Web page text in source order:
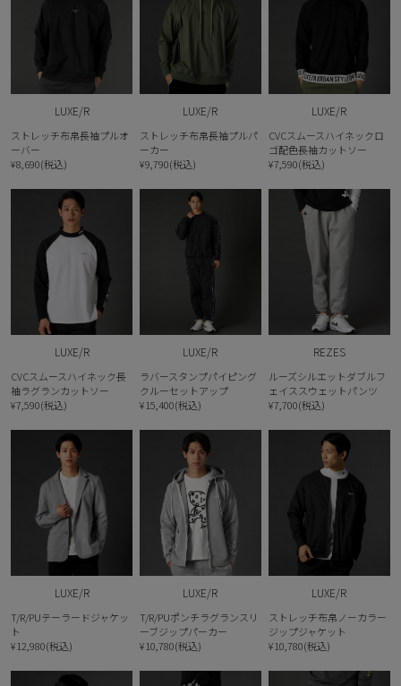
LUXE/R
ストレッチ布帛長袖プルオ
ーバー
¥8,690(税込)
LUXE/R
ストレッチ布帛長袖プルパ
ーカー
¥9,790(税込)
LUXE/R
CVCスムースハイネックロ
ゴ配色長袖カットソー
¥7,590(税込)
LUXE/R
CVCスムースハイネック長
袖ラグランカットソー
¥7,590(税込)
LUXE/R
ラバースタンプパイピング
クルーセットアップ
¥15,400(税込)
REZES
ルーズシルエットダブルフ
ェイススウェットパンツ
¥7,700(税込)
LUXE/R
T/R/PUテーラードジャケッ
ト
¥12,980(税込)
LUXE/R
T/R/PUポンチラグランスリ
ーブジップパーカー
¥10,780(税込)
LUXE/R
ストレッチ布帛ノーカラー
ジップジャケット
¥10,780(税込)